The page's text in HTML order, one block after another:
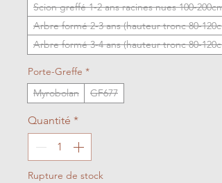
Scion greffé 1-2 ans racines nues 100-200cm
Arbre formé 2-3 ans (hauteur tronc 80-
Arbre formé 3-4 ans (hauteur tronc 80-
Porte-Greffe *
Myrobolan
GF677
Quantité *
Rupture de stock